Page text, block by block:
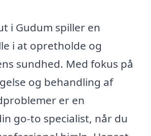
i Gudum spiller en
i at opretholde og
sundhed. Med fokus på
og behandling af
er en
go-to specialist, når du